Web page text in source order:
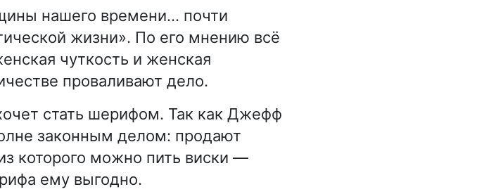
нашего времени… почти
жизни». По его мнению всё
чуткость и женская
проваливают дело.
стать шерифом. Так как Джефф
законным делом: продают
которого можно пить виски —
ему выгодно.